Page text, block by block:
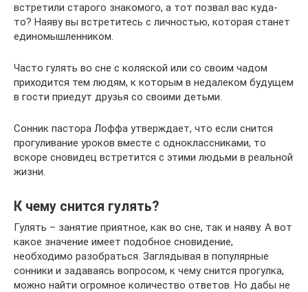
встретили старого знакомого, а тот позвал вас куда-
то? Наяву вы встретитесь с личностью, которая станет
единомышленником.
Часто гулять во сне с коляской или со своим чадом
приходится тем людям, к которым в недалеком будущем
в гости приедут друзья со своими детьми.
Сонник пастора Лоффа утверждает, что если снится
прогуливание уроков вместе с одноклассниками, то
вскоре сновидец встретится с этими людьми в реальной
жизни.
К чему снится гулять?
Гулять – занятие приятное, как во сне, так и наяву. А вот
какое значение имеет подобное сновидение,
необходимо разобраться. Заглядывая в популярные
сонники и задаваясь вопросом, к чему снится прогулка,
можно найти огромное количество ответов. Но дабы не